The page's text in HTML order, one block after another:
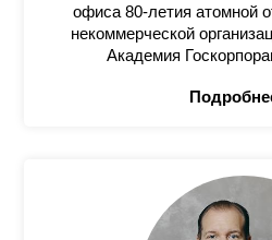
офиса 80-летия атомной
некоммерческой
Академия